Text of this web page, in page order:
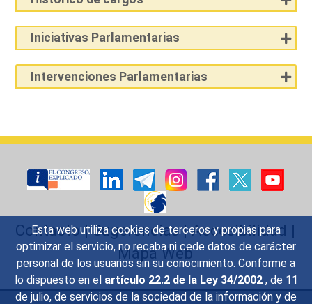
Esta web utiliza cookies de terceros y propias para
optimizar el servicio, no recaba ni cede datos de carácter
personal de los usuarios sin su conocimiento. Conforme a
lo dispuesto en el artículo 22.2 de la Ley 34/2002 , de 11
de julio, de servicios de la sociedad de la información y de
Iniciativas Parlamentarias
Intervenciones Parlamentarias
Contacto|Sugerencias|Accesibilidad |
Mapa Web